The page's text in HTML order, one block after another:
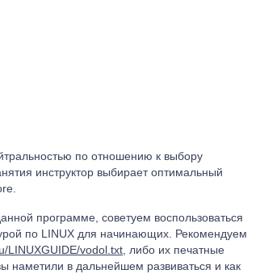
по отношению к выбору
инструктор выбирает оптимальный
программе, советуем воспользоваться
по LINUX для начинающих. Рекомендуем
LINUXGUIDE/vodol.txt , либо их печатные
наметили в дальнейшем развиваться и как